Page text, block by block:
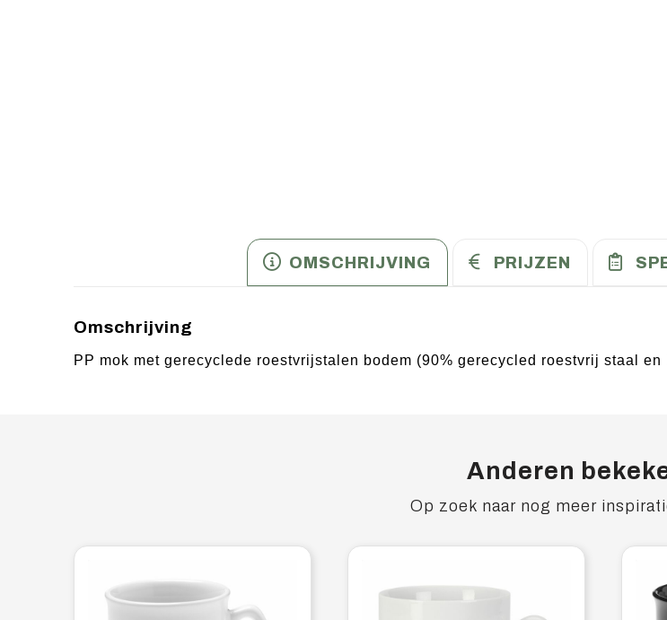
OMSCHRIJVING PRIJZEN
Omschrijving
PP mok met gerecyclede roestvrijstalen bodem (90% gerecycled roestvrij staal
Anderen
Op zoek naar nog meer